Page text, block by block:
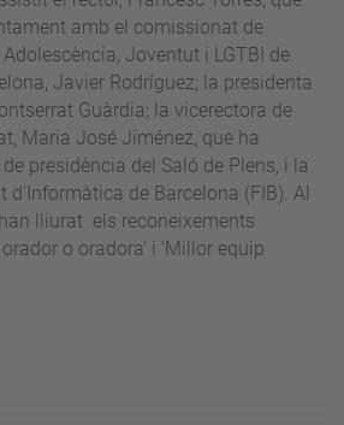
amb el comissionat de
Joventut i LGTBI de
Javier Rodríguez; la presidenta
Guàrdia; la vicerectora de
Maria José Jiménez, que ha
presidència del Saló de Plens, i la
d'Informàtica de Barcelona (FIB). Al
lliurat els reconeixements
o oradora' i 'Millor equip